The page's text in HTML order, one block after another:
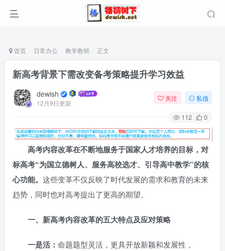
首页 日常办公 教学教研 正文
新高考背景下需改变备考策略提升学习效益
dewish
12月9日更新
关注 私信
112 0
高考内容改革在不断地服务于国家人才培养的目标，对
标高考“为国立德树人、服务高校选才、引导高中教学”的核
心功能。 这些变革不仅反映了时代发展的需求和教育的未来
趋势，同时也对高考提出了更高的期望。
一、新高考内容改革的五大特点及应对策略
一是活： 命题题型灵活，更具开放新颖和发展性，